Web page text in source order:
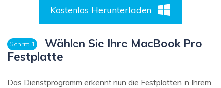
Kostenlos Herunterladen
Schritt 1
Wählen Sie Ihre MacBook Pro
Festplatte
Das Dienstprogramm erkennt nun die Festplatten in Ihrem